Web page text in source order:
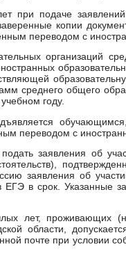
при подаче
копии
переводом с
организаций
среднего общего
году.
переводом с
заявления об
заявления об
ЕГЭ в срок. Указанные
лет, проживающих
области,
почте при условии